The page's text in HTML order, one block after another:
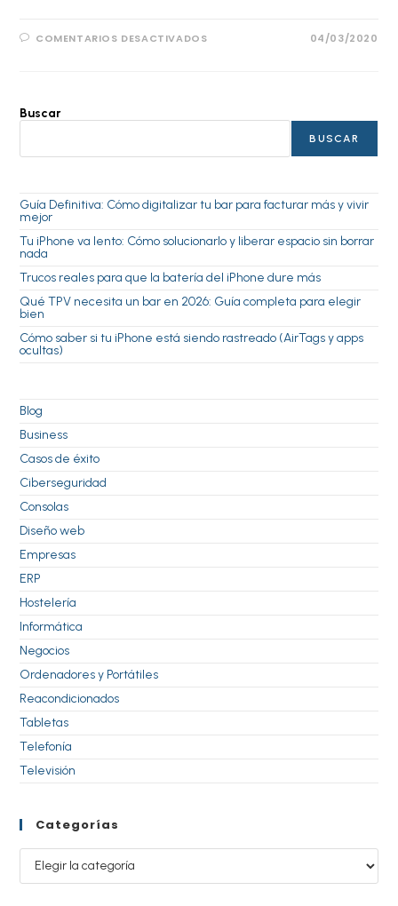
COMENTARIOS DESACTIVADOS 04/03/2020
Buscar
BUSCAR
Guía Definitiva: Cómo digitalizar tu bar para facturar más y vivir
mejor
Tu iPhone va lento: Cómo solucionarlo y liberar espacio sin borrar
nada
Trucos reales para que la batería del iPhone dure más
Qué TPV necesita un bar en 2026: Guía completa para elegir
bien
Cómo saber si tu iPhone está siendo rastreado (AirTags y apps
ocultas)
Blog
Business
Casos de éxito
Ciberseguridad
Consolas
Diseño web
Empresas
ERP
Hostelería
Informática
Negocios
Ordenadores y Portátiles
Reacondicionados
Tabletas
Telefonía
Televisión
Categorías